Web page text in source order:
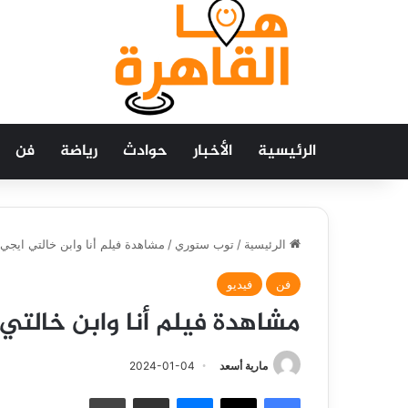
الرئيسية الأخبار حوادث رياضة فن
الرئيسية / توب ستوري / مشاهدة فيلم أنا وابن خالتي
فن فيديو
مشاهدة فيلم أنا وابن
مارية أسعد 2024-01-04
فيسبوك ‫X ماسنجر مشاركة عبر البريد طباعة